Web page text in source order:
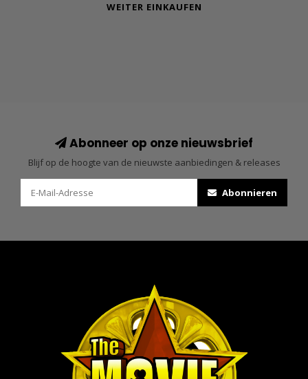
WEITER EINKAUFEN
Abonneer op onze nieuwsbrief
Blijf op de hoogte van de nieuwste aanbiedingen & releases
Abonnieren